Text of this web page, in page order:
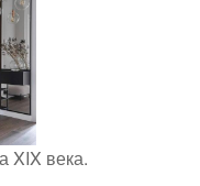
XIX века.